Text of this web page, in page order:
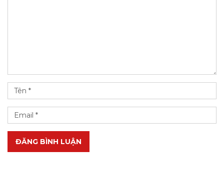
ĐĂNG BÌNH LUẬN